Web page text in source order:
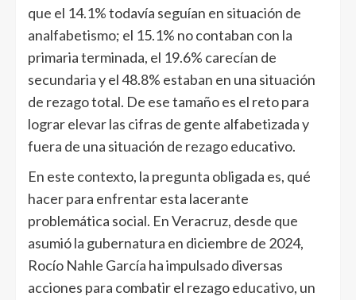
que el 14.1% todavía seguían en situación de
analfabetismo; el 15.1% no contaban con la
primaria terminada, el 19.6% carecían de
secundaria y el 48.8% estaban en una situación
de rezago total. De ese tamaño es el reto para
lograr elevar las cifras de gente alfabetizada y
fuera de una situación de rezago educativo.
En este contexto, la pregunta obligada es, qué
hacer para enfrentar esta lacerante
problemática social. En Veracruz, desde que
asumió la gubernatura en diciembre de 2024,
Rocío Nahle García ha impulsado diversas
acciones para combatir el rezago educativo, un